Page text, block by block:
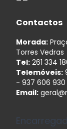
Contactos
Morada:
Torres Vedras
Tel: 261 334
Telemóveis:
- 937 606 930
Email: